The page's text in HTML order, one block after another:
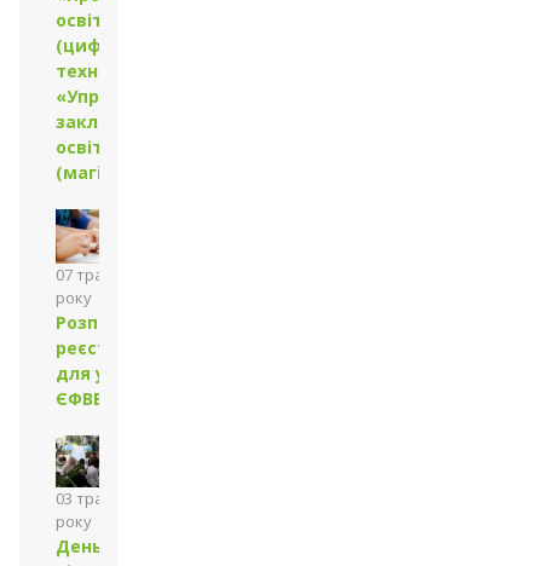
освіта
(цифрові
технології)»,
«Управління
закладом
освіти»
(магістр)
07 травня 2024
року
Розпочалася
реєстрація
для участі в
ЄФВВ та ЄВІ
03 травня 2024
року
День